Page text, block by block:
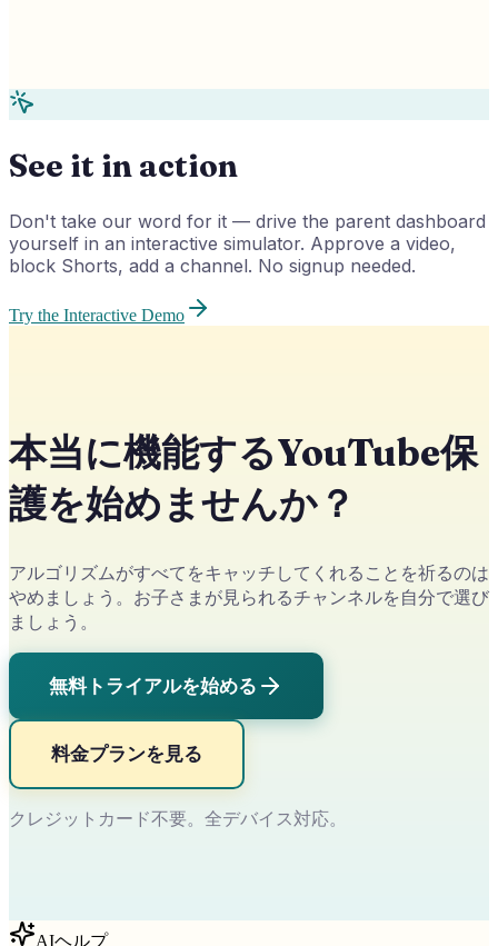
See it in action
Don't take our word for it — drive the parent dashboard
yourself in an interactive simulator. Approve a video,
block Shorts, add a channel. No signup needed.
Try the Interactive Demo
本当に機能するYouTube保
護を始めませんか？
アルゴリズムがすべてをキャッチしてくれることを祈るのは
やめましょう。お子さまが見られるチャンネルを自分で選び
ましょう。
無料トライアルを始める
料金プランを見る
クレジットカード不要。全デバイス対応。
AIヘルプ